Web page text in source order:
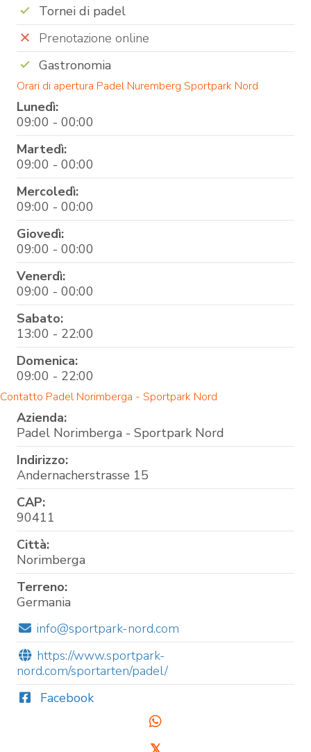
Tornei di padel
Prenotazione online
Gastronomia
Orari di apertura Padel Nuremberg Sportpark Nord
Lunedì:
09:00 - 00:00
Martedì:
09:00 - 00:00
Mercoledì:
09:00 - 00:00
Giovedì:
09:00 - 00:00
Venerdì:
09:00 - 00:00
Sabato:
13:00 - 22:00
Domenica:
09:00 - 22:00
Contatto Padel Norimberga - Sportpark Nord
Azienda:
Padel Norimberga - Sportpark Nord
Indirizzo:
Andernacherstrasse 15
CAP:
90411
Città:
Norimberga
Terreno:
Germania
info@sportpark-nord.com
https://www.sportpark-
nord.com/sportarten/padel/
Facebook
𝕏